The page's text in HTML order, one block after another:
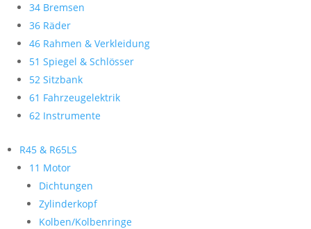
34 Bremsen
36 Räder
46 Rahmen & Verkleidung
51 Spiegel & Schlösser
52 Sitzbank
61 Fahrzeugelektrik
62 Instrumente
R45 & R65LS
11 Motor
Dichtungen
Zylinderkopf
Kolben/Kolbenringe